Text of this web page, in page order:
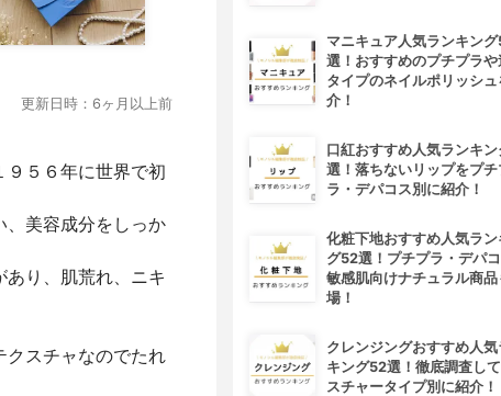
更新日時：6ヶ月以上前
５６年に世界で初
、美容成分をしっか
り、肌荒れ、ニキ
クスチャなのでたれ
マニキュア人気ランキン
選！おすすめのプチプラや
タイプのネイルポリッシュ
介！
口紅おすすめ人気ランキ
選！落ちないリップをプチ
ラ・デパコス別に紹介！
化粧下地おすすめ人気ラン
グ52選！プチプラ・デパコ
敏感肌向けナチュラル商品
場！
クレンジングおすすめ人気
キング52選！徹底調査し
スチャータイプ別に紹介！